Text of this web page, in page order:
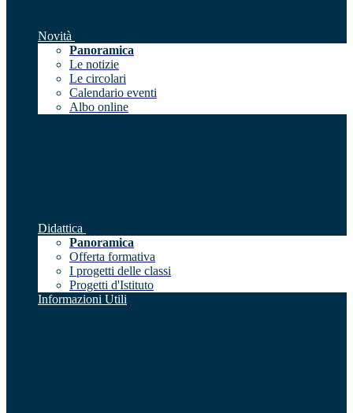
Novità
Panoramica
Le notizie
Le circolari
Calendario eventi
Albo online
Didattica
Panoramica
Offerta formativa
I progetti delle classi
Progetti d'Istituto
Informazioni Utili